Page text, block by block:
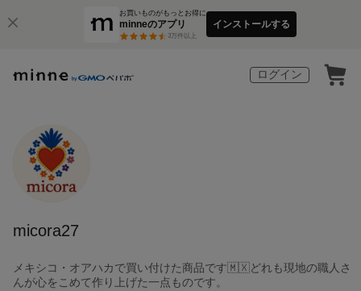
お買いものがもっとお得に
minneのアプリ
3万件以上
インストールする
ログイン
micora27
メキシコ・オアハカで買い付けた商品です🇲🇽どれも現地の職人さ
んが心をこめて作り上げた一点ものです。